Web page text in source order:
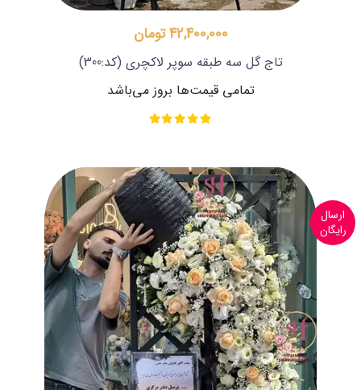
42,400,000 تومان
تاج گل سه طبقه سوپر لاکچری (کد:300)
تمامی قیمت‌ها بروز می‌باشد
ارسال
رایگان